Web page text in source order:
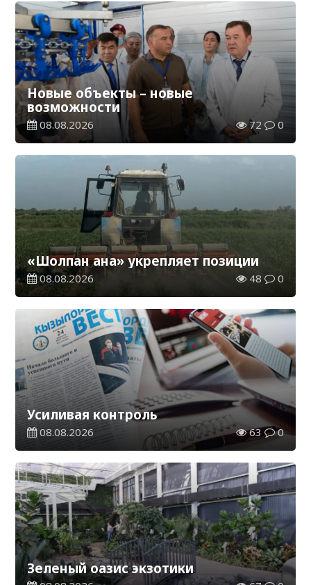
Новые объекты – новые
возможности
08.08.2026 72 0
«Шолпан ана» укрепляет позиции
08.08.2026 48 0
Усиливая контроль
08.08.2026 63 0
Зеленый оазис экзотики